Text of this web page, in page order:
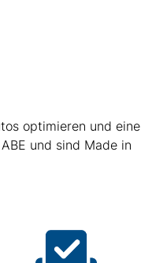
optimieren und eine
und sind Made in